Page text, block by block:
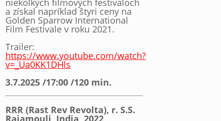
niekoľkých filmových festivaloch
a získal napríklad štyri ceny na
Golden Sparrow International
Film Festivale v roku 2021.
Trailer:
https://www.youtube.com/watch?
v=_Ua0KK1DHls
3.7.2025 /17:00 /120 min.
RRR (Rast Rev Revolta), r. S.S.
Rajamouli, India, 2022